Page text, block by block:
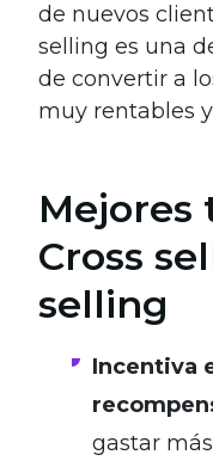
de nuevos
selling es una
de convertir a
muy rentables
Mejores
Cross
selling
Incentiva
gastar